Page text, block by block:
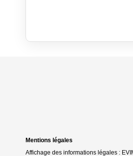
Mentions légales
Affichage des informations légales :